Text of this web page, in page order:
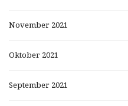
November 2021
Oktober 2021
September 2021